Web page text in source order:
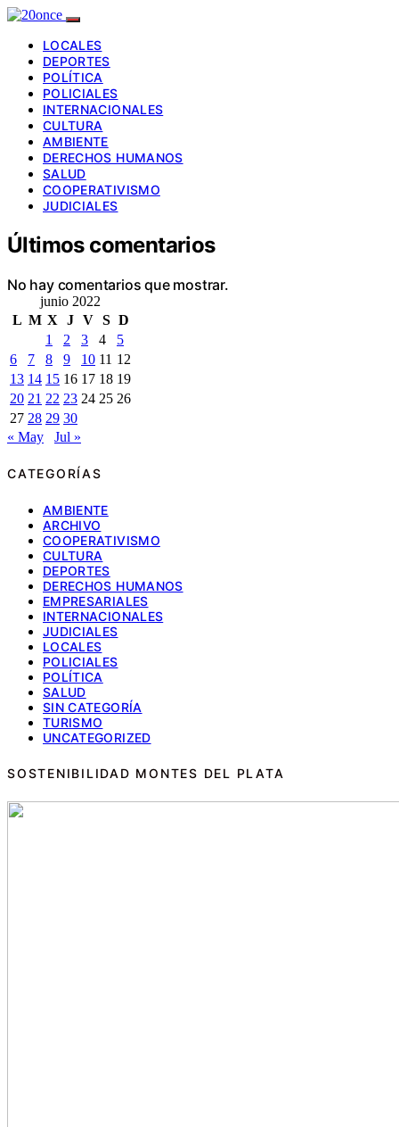
LOCALES
DEPORTES
POLÍTICA
POLICIALES
INTERNACIONALES
CULTURA
AMBIENTE
DERECHOS HUMANOS
SALUD
COOPERATIVISMO
JUDICIALES
Últimos comentarios
No hay comentarios que mostrar.
junio 2022
L M X J V S D
1
2 3 4
5
6
7 8 9 10 11 12
13 14 15 16 17 18 19
20 21 22 23 24 25 26
27 28 29 30
« May
Jul »
CATEGORÍAS
AMBIENTE
ARCHIVO
COOPERATIVISMO
CULTURA
DEPORTES
DERECHOS HUMANOS
EMPRESARIALES
INTERNACIONALES
JUDICIALES
LOCALES
POLICIALES
POLÍTICA
SALUD
SIN CATEGORÍA
TURISMO
UNCATEGORIZED
SOSTENIBILIDAD MONTES DEL PLATA